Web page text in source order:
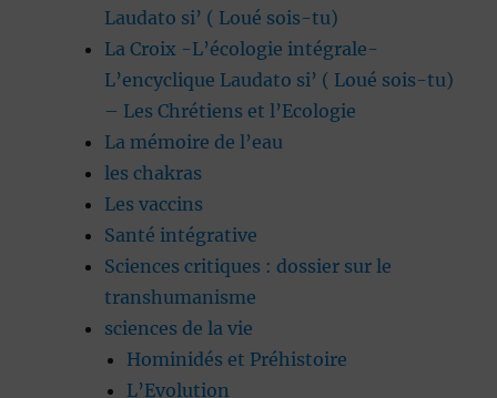
Laudato si’ ( Loué sois-tu)
La Croix -L’écologie intégrale-
L’encyclique Laudato si’ ( Loué sois-tu)
– Les Chrétiens et l’Ecologie
La mémoire de l’eau
les chakras
Les vaccins
Santé intégrative
Sciences critiques : dossier sur le
transhumanisme
sciences de la vie
Hominidés et Préhistoire
L’Evolution